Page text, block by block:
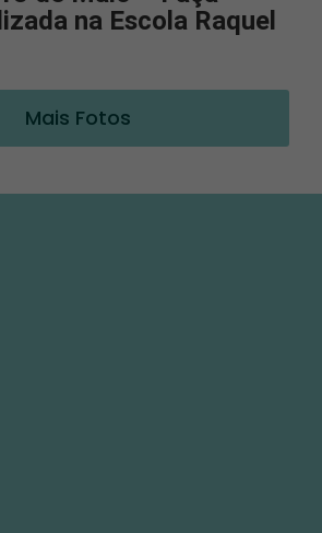
na Escola Raquel
Mais Fotos